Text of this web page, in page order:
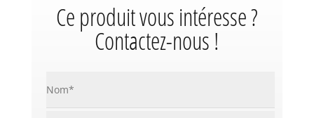
Ce produit vous intéresse ?
Contactez-nous !